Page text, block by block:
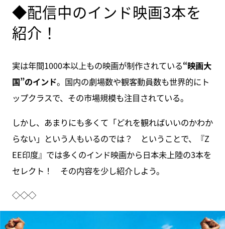
◆配信中のインド映画3本を
紹介！
実は年間1000本以上もの映画が制作されている“映画大
国”のインド。国内の劇場数や観客動員数も世界的にト
ップクラスで、その市場規模も注目されている。
しかし、あまりにも多くて「どれを観ればいいのかわか
らない」という人もいるのでは？ ということで、『Z
EE印度』では多くのインド映画から日本未上陸の3本を
セレクト！ その内容を少し紹介しよう。
◇◇◇